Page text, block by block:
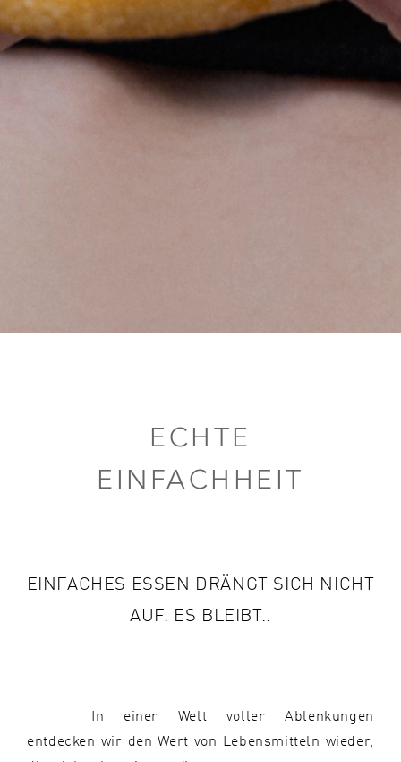
ECHTE
EINFACHHEIT
EINFACHES ESSEN DRÄNGT SICH NICHT
AUF. ES BLEIBT..
In einer Welt voller Ablenkungen
entdecken wir den Wert von Lebensmitteln wieder,